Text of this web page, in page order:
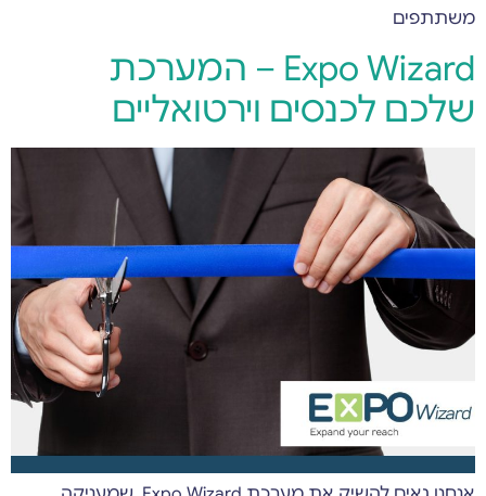
משתתפים
Expo Wizard – המערכת
שלכם לכנסים וירטואליים